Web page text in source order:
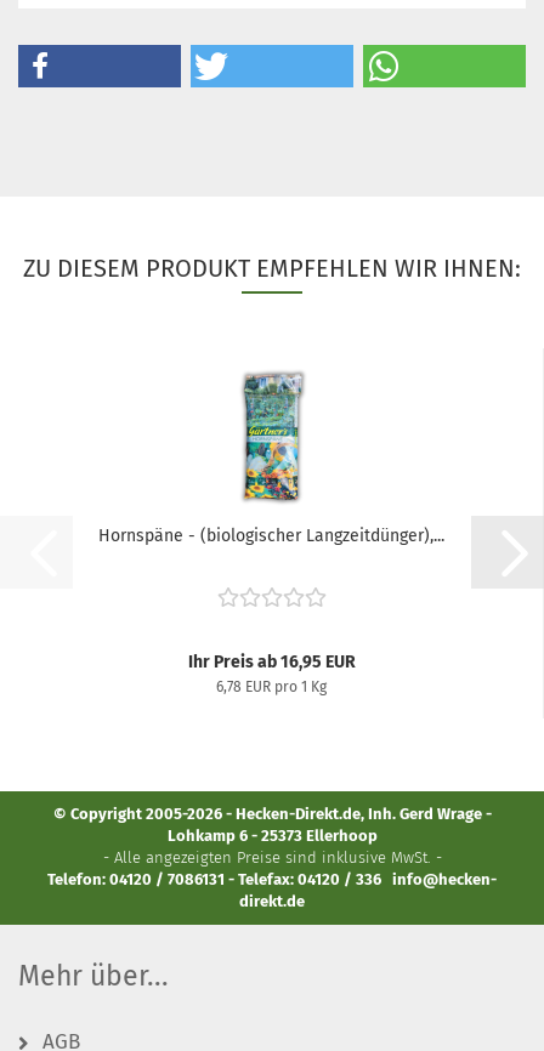
ZU DIESEM PRODUKT EMPFEHLEN WIR IHNEN:
Hornspäne - (biologischer Langzeitdünger),...
Ihr Preis ab 16,95 EUR
6,78 EUR pro 1 Kg
© Copyright 2005-2026 - Hecken-Direkt.de, Inh. Gerd Wrage -
Lohkamp 6 - 25373 Ellerhoop
- Alle angezeigten Preise sind inklusive MwSt. -
Telefon: 04120 / 7086131 - Telefax: 04120 / 336 info@hecken-
direkt.de
Mehr über...
AGB